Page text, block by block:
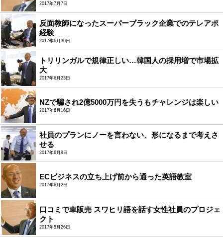
2017年7月7日
反面教師になったスーパーブラック企業でのテレアポ
経験
2017年6月30日
トリリンガルで規律正しい…韓国人の採用増で市場拡
大
2017年6月23日
NZで騙され2億5000万円を失うもチャレンジは楽しい
2017年6月16日
社員のプランにノーを言わない、形になるまで考えさ
せる
2017年6月9日
ECビジネスの立ち上げ前から通った英語教室
2017年6月2日
口コミで車販売 スワヒリ語を話す女性社員のプロジェ
クト
2017年5月26日